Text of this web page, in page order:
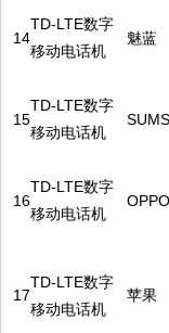
14
TD-LTE数字
移动电话机
魅蓝
15
TD-LTE数字
移动电话机
16
TD-LTE数字
移动电话机
OPPO
17
TD-LTE数字
移动电话机
苹果